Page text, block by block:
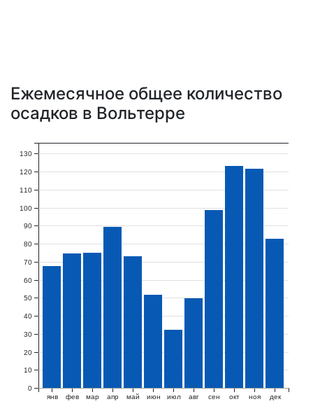
Ежемесячное общее количество
осадков в Вольтерре
янв фев мар апр май июн июл авг сен окт ноя дек
0
10
20
30
40
50
60
70
80
90
100
110
120
130